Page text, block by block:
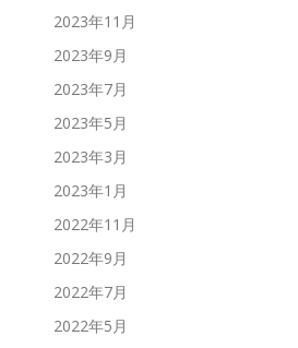
2023年11月
2023年9月
2023年7月
2023年5月
2023年3月
2023年1月
2022年11月
2022年9月
2022年7月
2022年5月